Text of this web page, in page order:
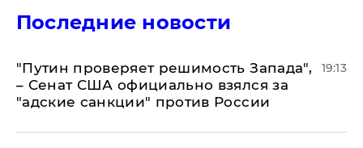
Последние новости
"Путин проверяет решимость Запада",
– Сенат США официально взялся за
"адские санкции" против России
19:13